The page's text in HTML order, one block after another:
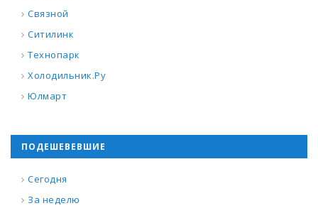
Связной
Ситилинк
Технопарк
Холодильник.Ру
Юлмарт
ПОДЕШЕВЕВШИЕ
Сегодня
За неделю